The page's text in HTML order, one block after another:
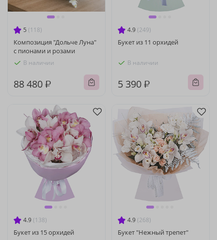
5 (118)
Композиция "Дольче Луна"
с пионами и розами
В наличии
88 480 ₽
4.9 (249)
Букет из 11 орхидей
В наличии
5 390 ₽
4.9 (138)
Букет из 15 орхидей
4.9 (268)
Букет "Нежный трепет"